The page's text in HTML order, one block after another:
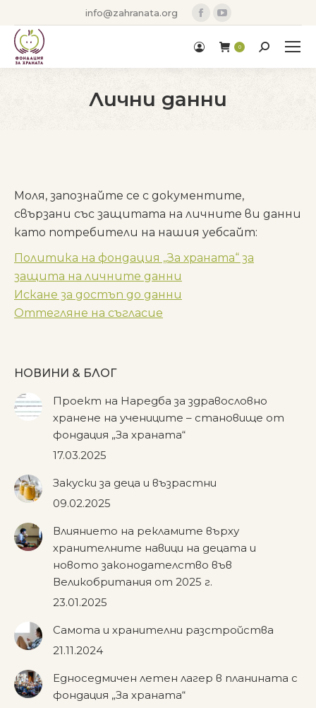
info@zahranata.org
Facebook
page
opens
in
window
YouTube
page
opens
in
0 Search:
Лични данни
Моля, запознайте се с документите,
свързани със защитата на личните ви данни
като потребители на нашия уебсайт:
Политика на фондация „За храната“ за
защита на личните данни
Искане за достъп до данни
Оттегляне на съгласие
НОВИНИ & БЛОГ
Проект на Наредба за здравословно
хранене на учениците – становище от
фондация „За храната“
17.03.2025
Закуски за деца и възрастни
09.02.2025
Влиянието на рекламите върху
хранителните навици на децата и
новото законодателство във
Великобритания от 2025 г.
23.01.2025
Самота и хранителни разстройства
21.11.2024
Едноседмичен летен лагер в планината с
фондация „За храната“